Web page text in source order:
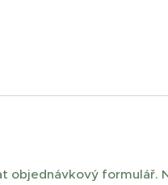
objednávkový formulář.